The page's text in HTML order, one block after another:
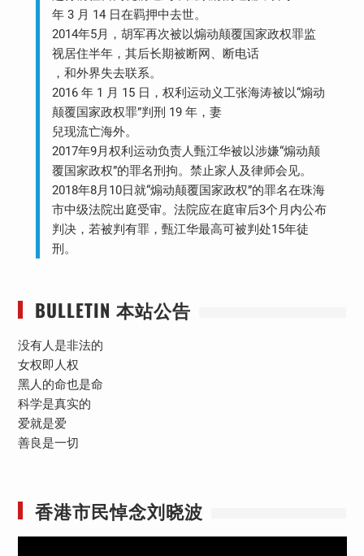
年 3 月 14 日在羁押中去世。
2014年5月，胡军再次被以煽动颠覆国家政权罪监
视居住半年，其后长期被断网、断电话
，和外界失去联系。
2016 年 1 月 15 日，权利运动义工张海涛被以“煽动
颠覆国家政权罪”判刑 19 年，妻
兒现流亡海外。
2017年9月权利运动负责人甄江华被以涉嫌“煽动颠
覆国家政权”的罪名刑拘。禁止家人及律师会见。
2018年8月10日就“煽动颠覆国家政权”的罪名在珠海
市中级法院出庭受审。法院应在庭审后3个月内公布
判决，若被判有罪，甄江华最高可被判处15年徒
刑。
BULLETIN 本站公告
没有人是非法的
女权即人权
黑人的命也是命
科学是真实的
爱就是爱
善良是一切
香港市民悼念刘晓波